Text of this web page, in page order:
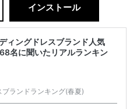
インストール
ィングドレスブランド人気
名に聞いたリアルランキン
ランドランキング(春夏)